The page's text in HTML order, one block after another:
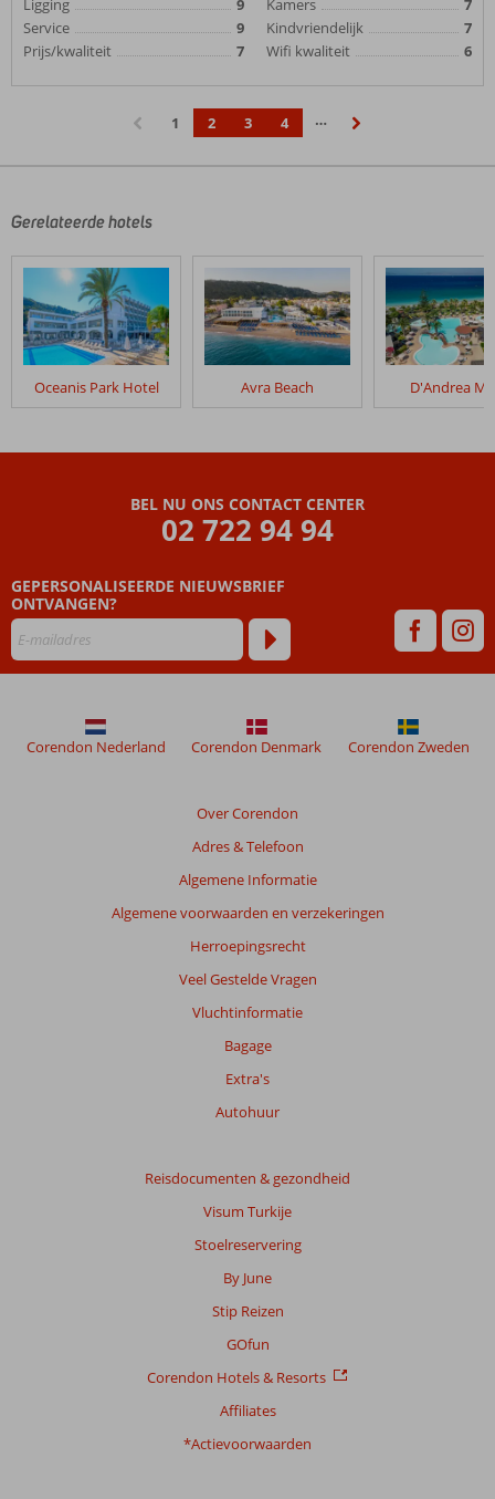
Ligging
9
Service
9
Prijs/kwaliteit
7
Kamers
7
Kindvriendelijk
7
Wifi kwaliteit
6
1 2 3 4
…
Gerelateerde hotels
Oceanis Park Hotel Avra Beach D'Andrea
BEL NU ONS CONTACT CENTER
02 722 94 94
GEPERSONALISEERDE NIEUWSBRIEF
ONTVANGEN?
Over Corendon
Adres & Telefoon
Algemene Informatie
Algemene voorwaarden en verzekeringen
Herroepingsrecht
Veel Gestelde Vragen
Vluchtinformatie
Bagage
Extra's
Autohuur
Reisdocumenten & gezondheid
Visum Turkije
Stoelreservering
By June
Stip Reizen
GOfun
Corendon Hotels & Resorts
Affiliates
*Actievoorwaarden
Corendon Nederland Corendon Denmark Corendon Zweden